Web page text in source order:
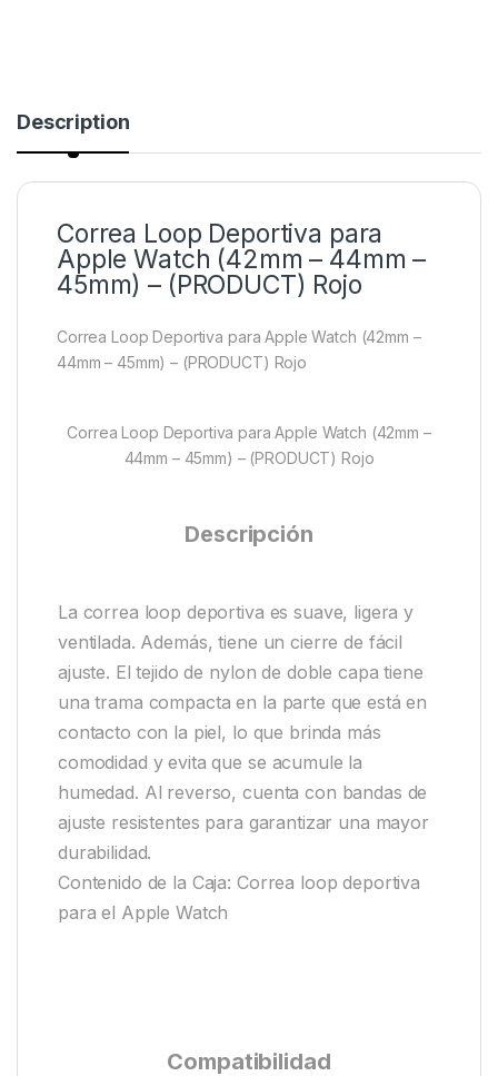
Description
Correa Loop Deportiva para
Apple Watch (42mm – 44mm –
45mm) – (PRODUCT) Rojo
Correa Loop Deportiva para Apple Watch (42mm –
44mm – 45mm) – (PRODUCT) Rojo
Correa Loop Deportiva para Apple Watch (42mm –
44mm – 45mm) – (PRODUCT) Rojo
Descripción
La correa loop deportiva es suave, ligera y
ventilada. Además, tiene un cierre de fácil
ajuste. El tejido de nylon de doble capa tiene
una trama compacta en la parte que está en
contacto con la piel, lo que brinda más
comodidad y evita que se acumule la
humedad. Al reverso, cuenta con bandas de
ajuste resistentes para garantizar una mayor
durabilidad.
Contenido de la Caja: Correa loop deportiva
para el Apple Watch
Compatibilidad